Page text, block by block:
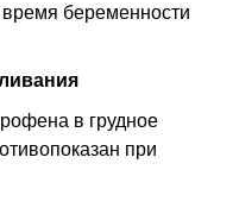
беременности
в грудное
при